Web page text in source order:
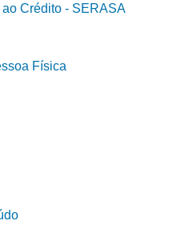
Crédito - SERASA
Física